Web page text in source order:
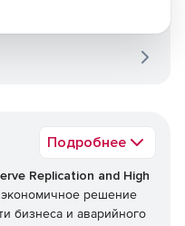
Подробнее
Replication and High
решение
бизнеса и аварийного